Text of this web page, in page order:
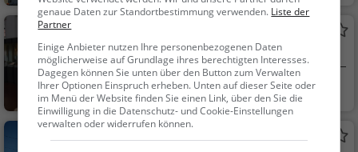
Museum in Augsburg
Augsburg
Kunst & Museen
Neue Galerie im Höhmannhaus
genaue Daten zur Standortbestimmung verwenden. Liste der
Partner
Einige Anbieter nutzen Ihre personenbezogenen Daten
möglicherweise auf Grundlage ihres berechtigten Interesses.
Dagegen können Sie unten über den Button zum Verwalten
Ihrer Optionen Einspruch erheben. Unten auf dieser Seite oder
im Menü der Website finden Sie einen Link, über den Sie die
Einwilligung in die Datenschutz- und Cookie-Einstellungen
verwalten oder widerrufen können.